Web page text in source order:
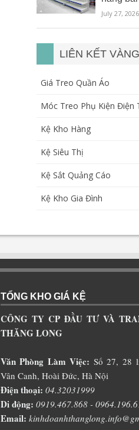
July 27,
LIÊN KẾT VÀNG
Giá Treo Quần Áo
Móc Treo Phụ Kiện Điện
Kệ Kho Hàng
Kệ Siêu Thị
Kệ Sắt Quảng Cáo
Kệ Kho Gia Đình
TỔNG KHO GIÁ KỆ
CÔNG TY CP ĐẦU TƯ VÀ
THĂNG LONG
Văn Phòng Làm Việc: Số 27, 28
Vân Canh, Hoài Đức, Hà Nội
Điện thoại: 04.32031999
Di động: 0919.467.868 -
Email: